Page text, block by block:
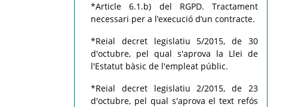
*Article 6.1.b) del RGPD. Tractament
necessari per a l’execució d’un contracte.
*Reial decret legislatiu 5/2015, de 30
d'octubre, pel qual s'aprova la Llei de
l'Estatut bàsic de l'empleat públic.
*Reial decret legislatiu 2/2015, de 23
d'octubre, pel qual s'aprova el text refós